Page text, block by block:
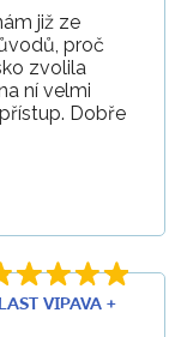
již ze
proč
zvolila
ní velmi
Dobře
VIPAVA +